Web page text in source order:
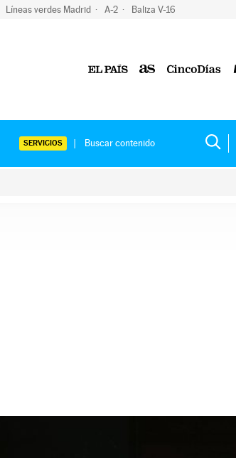
Líneas verdes Madrid A-2 Baliza V-16
SERVICIOS